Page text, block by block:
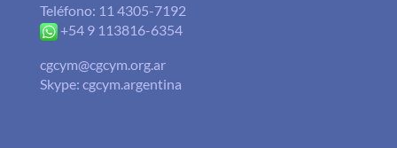
Teléfono: 11 4305-7192
+54 9 113816-6354
cgcym@cgcym.org.ar
Skype: cgcym.argentina